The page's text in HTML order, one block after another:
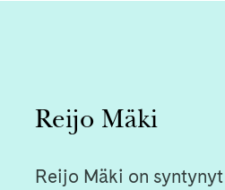
Reijo Mäki
Reijo Mäki on